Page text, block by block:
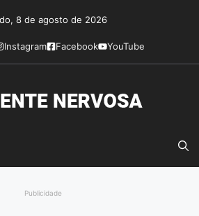
8 de agosto de 2026
Instagram Facebook YouTube
Publicidade